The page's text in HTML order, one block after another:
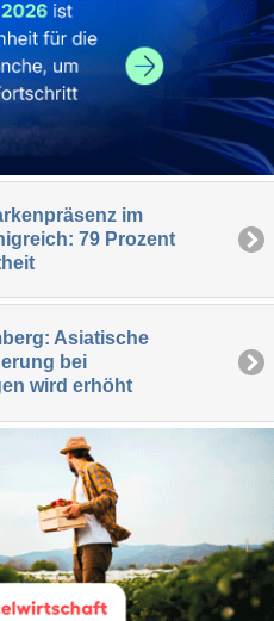
im
79 Prozent
Asiatische
bei
wird erhöht